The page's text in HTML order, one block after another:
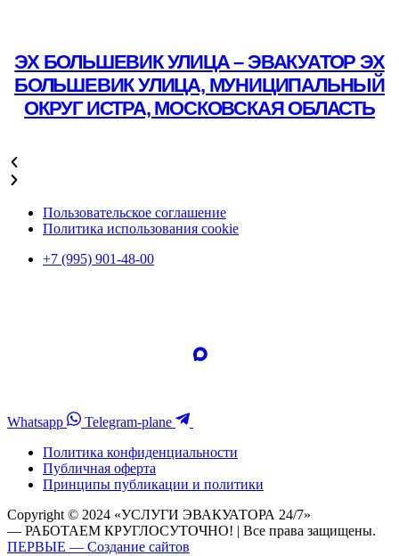
ЭХ БОЛЬШЕВИК УЛИЦА – ЭВАКУАТОР ЭХ
БОЛЬШЕВИК УЛИЦА, МУНИЦИПАЛЬНЫЙ
ОКРУГ ИСТРА, МОСКОВСКАЯ ОБЛАСТЬ
Пользовательское соглашение
Политика использования cookie
+7 (995) 901-48-00
Whatsapp
Telegram-plane
Политика конфиденциальности
Публичная оферта
Принципы публикации и политики
Copyright © 2024 «УСЛУГИ ЭВАКУАТОРА 24/7»
— РАБОТАЕМ КРУГЛОСУТОЧНО! | Все права защищены.
ПЕРВЫЕ — Создание сайтов